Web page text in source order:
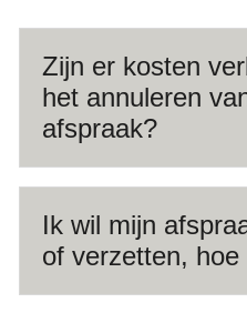
Zijn er kosten
het annuleren
afspraak?
Ik wil mijn
of verzetten,